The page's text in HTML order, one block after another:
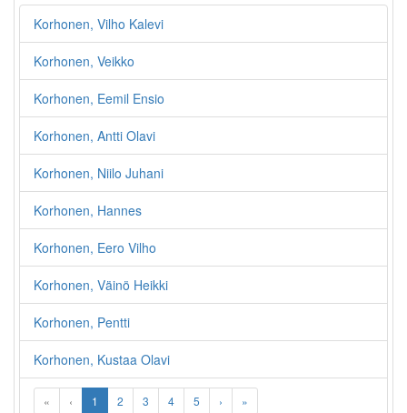
Korhonen, Vilho Kalevi
Korhonen, Veikko
Korhonen, Eemil Ensio
Korhonen, Antti Olavi
Korhonen, Niilo Juhani
Korhonen, Hannes
Korhonen, Eero Vilho
Korhonen, Väinö Heikki
Korhonen, Pentti
Korhonen, Kustaa Olavi
« ‹ 1 2 3 4 5 › »